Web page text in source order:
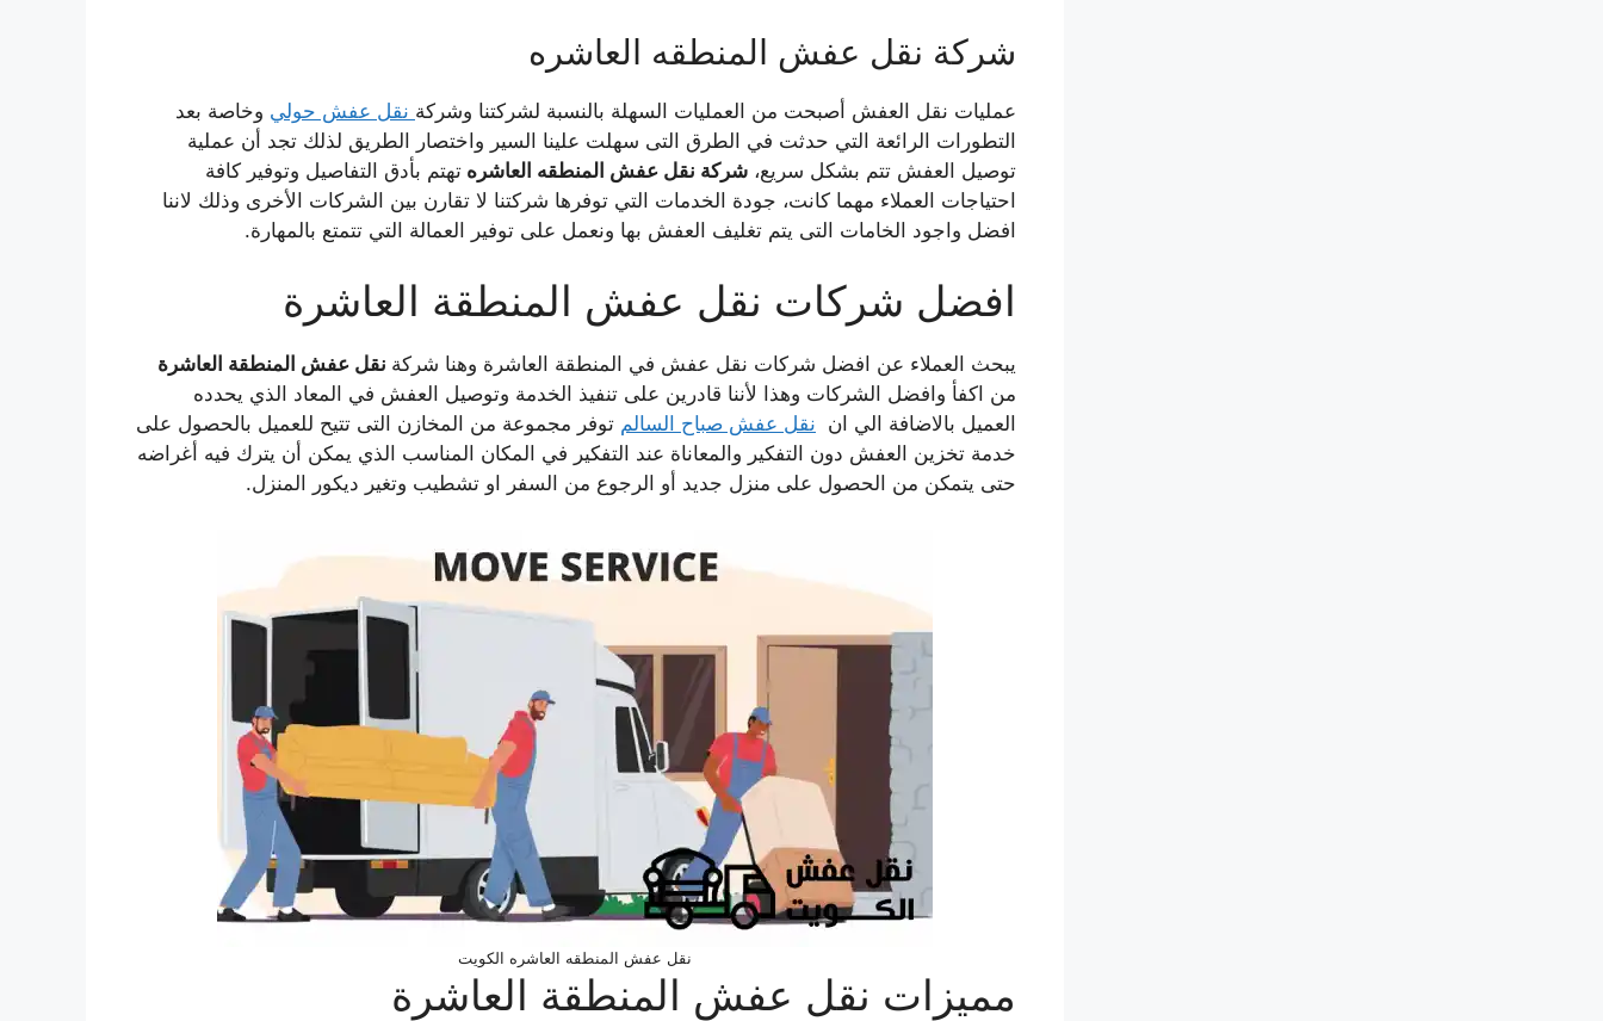
شركة نقل عفش المنطقه العاشره
عمليات نقل العفش أصبحت من العمليات السهلة بالنسبة لشركتنا وشركة نقل عفش حولي وخاصة بعد
التطورات الرائعة التي حدثت في الطرق التى سهلت علينا السير واختصار الطريق لذلك تجد أن عملية
توصيل العفش تتم بشكل سريع، شركة نقل عفش المنطقه العاشره تهتم بأدق التفاصيل وتوفير كافة
احتياجات العملاء مهما كانت، جودة الخدمات التي توفرها شركتنا لا تقارن بين الشركات الأخرى وذلك لاننا
افضل واجود الخامات التى يتم تغليف العفش بها ونعمل على توفير العمالة التي تتمتع بالمهارة.
افضل شركات نقل عفش المنطقة العاشرة
يبحث العملاء عن افضل شركات نقل عفش في المنطقة العاشرة وهنا شركة نقل عفش المنطقة العاشرة
من اكفأ وافضل الشركات وهذا لأننا قادرين على تنفيذ الخدمة وتوصيل العفش في المعاد الذي يحدده
العميل بالاضافة الي ان نقل عفش صباح السالم توفر مجموعة من المخازن التى تتيح للعميل بالحصول على
خدمة تخزين العفش دون التفكير والمعاناة عند التفكير في المكان المناسب الذي يمكن أن يترك فيه أغراضه
حتى يتمكن من الحصول على منزل جديد أو الرجوع من السفر او تشطيب وتغير ديكور المنزل.
نقل عفش المنطقه العاشره الكويت
مميزات نقل عفش المنطقة العاشرة